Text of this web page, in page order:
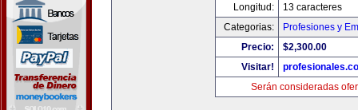
Longitud:
13 caracteres
Categorias:
Profesiones y
Precio:
$2,300.00
Visitar!
Serán consideradas